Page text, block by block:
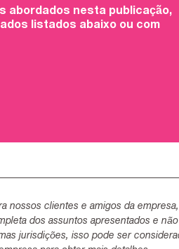
abordados nesta publicação,
listados abaixo ou com
nossos clientes e amigos da empresa,
dos assuntos apresentados e não
jurisdições, isso pode ser